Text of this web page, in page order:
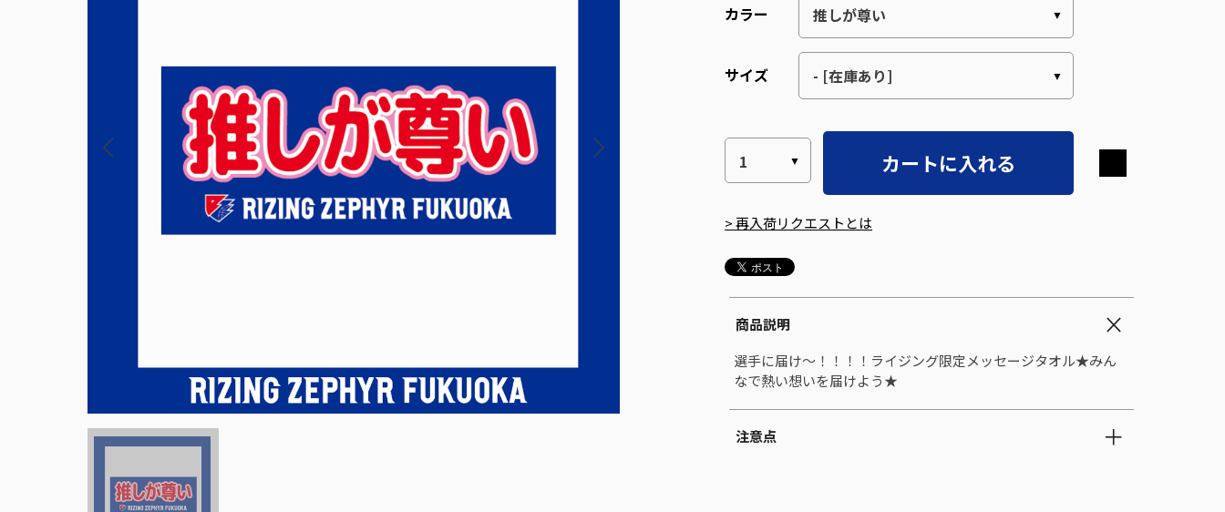
カラー
サイズ
カートに入れる
> 再入荷リクエストとは
商品説明
選手に届け～！！！！ライジング限定メッセージタオル★みん
なで熱い想いを届けよう★
注意点